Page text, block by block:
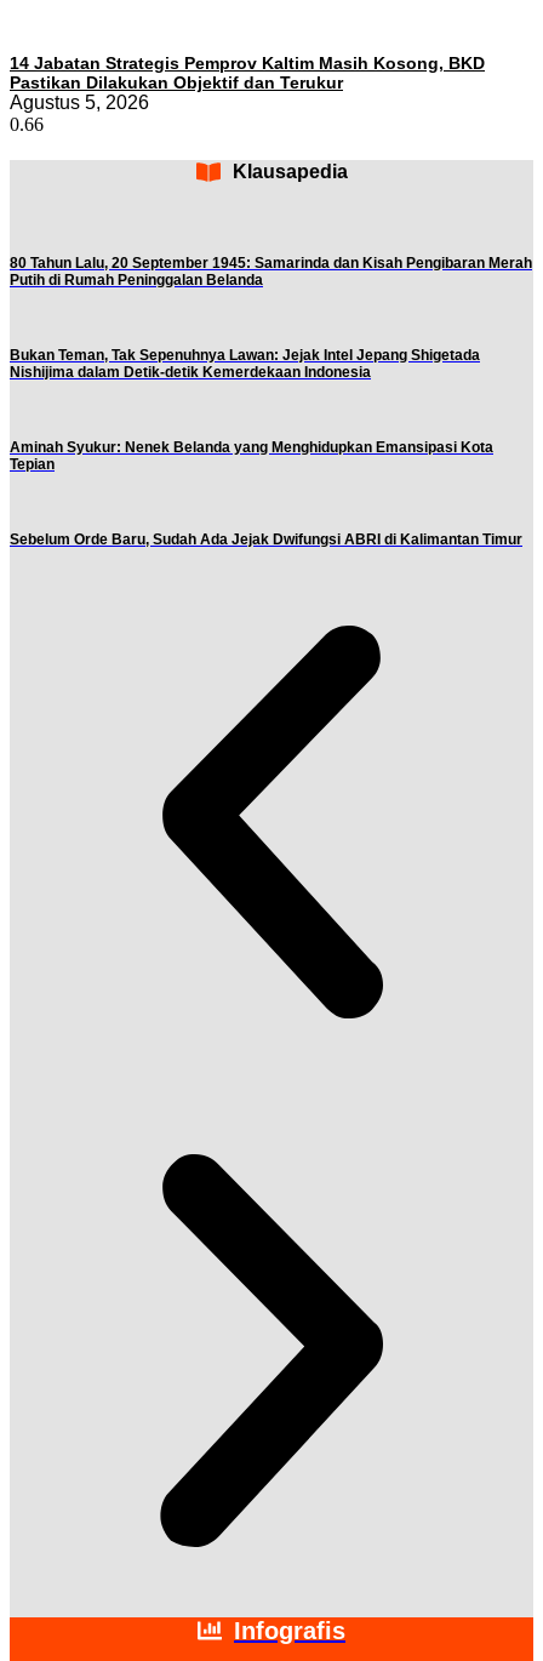
14 Jabatan Strategis Pemprov Kaltim Masih Kosong, BKD
Pastikan Dilakukan Objektif dan Terukur
Agustus 5, 2026
Klausapedia
80 Tahun Lalu, 20 September 1945: Samarinda dan Kisah Pengibaran Merah
Putih di Rumah Peninggalan Belanda
Bukan Teman, Tak Sepenuhnya Lawan: Jejak Intel Jepang Shigetada
Nishijima dalam Detik-detik Kemerdekaan Indonesia
Aminah Syukur: Nenek Belanda yang Menghidupkan Emansipasi Kota
Tepian
Sebelum Orde Baru, Sudah Ada Jejak Dwifungsi ABRI di Kalimantan Timur
Infografis